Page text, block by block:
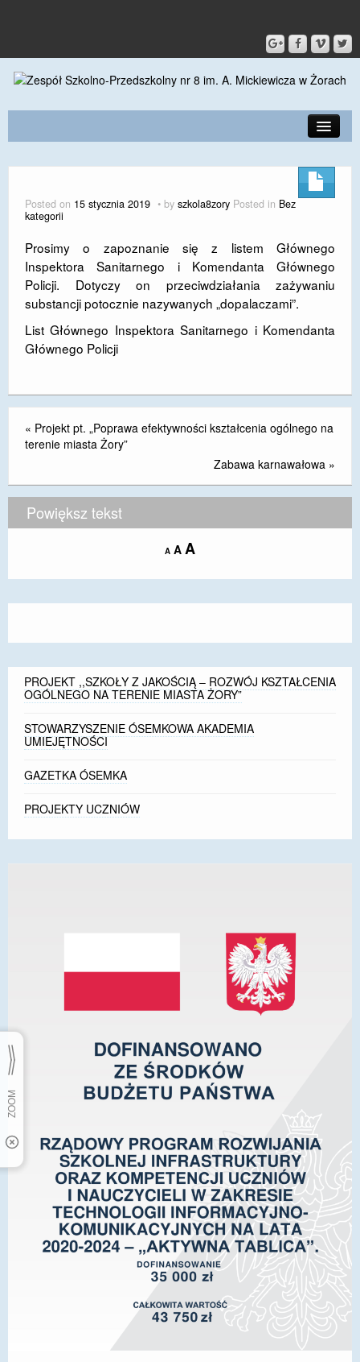
KONTAKT
DLA RODZICÓW I UCZNIÓW
DLA PRACOWNIKÓW
SPORT
RODO
EGZAMIN ÓSMOKLASISTY
STANDARDY OCHRONY MAŁOLETNICH
PROJEKT ,,SZKOŁY Z JAKOŚCIĄ – ROZWÓJ
ŻORY”
mLegitymacja
Posted on 15 stycznia 2019 by szkola8zory Posted in Bez
kategorii
Prosimy o zapoznanie się z listem Głównego
Inspektora Sanitarnego i Komendanta Głównego
Policji. Dotyczy on przeciwdziałania zażywaniu
substancji potocznie nazywanych „dopalaczami”.
List Głównego Inspektora Sanitarnego i Komendanta
Głównego Policji
« Projekt pt. „Poprawa efektywności kształcenia ogólnego na
terenie miasta Żory”
Zabawa karnawałowa »
Powiększ tekst
A Decrease
size.
A Reset
size.
AIncrease
size.
PROJEKT ,,SZKOŁY Z JAKOŚCIĄ – ROZWÓJ KSZTAŁCENIA
OGÓLNEGO NA TERENIE MIASTA ŻORY”
STOWARZYSZENIE ÓSEMKOWA AKADEMIA
UMIEJĘTNOŚCI
GAZETKA ÓSEMKA
PROJEKTY UCZNIÓW